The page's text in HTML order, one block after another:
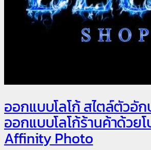
ออกแบบโลโก้ สไตล์ตัวอั
ออกแบบโลโก้ร้านค้าด้วย
Affinity Photo